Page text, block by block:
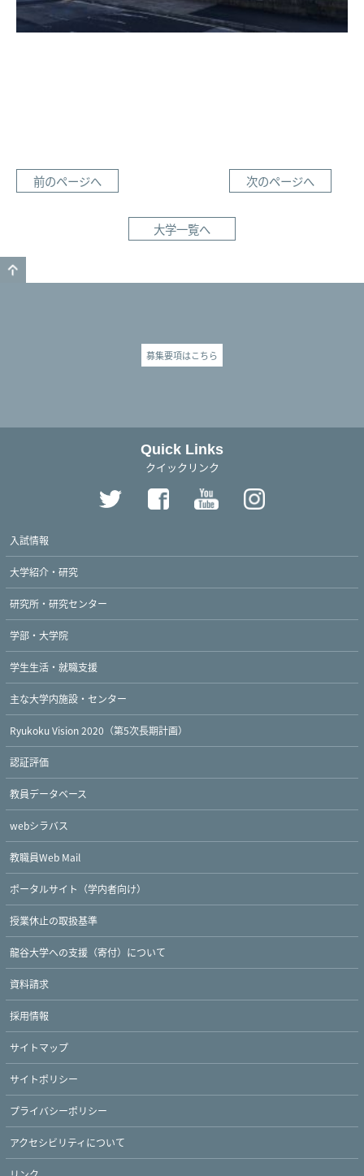
前のページへ 次のページへ
大学一覧へ
募集要項はこちら
Quick Links
クイックリンク
入試情報
大学紹介・研究
研究所・研究センター
学部・大学院
学生生活・就職支援
主な大学内施設・センター
Ryukoku Vision 2020（第5次長期計画）
認証評価
教員データベース
webシラバス
教職員Web Mail
ポータルサイト（学内者向け）
授業休止の取扱基準
龍谷大学への支援（寄付）について
資料請求
採用情報
サイトマップ
サイトポリシー
プライバシーポリシー
アクセシビリティについて